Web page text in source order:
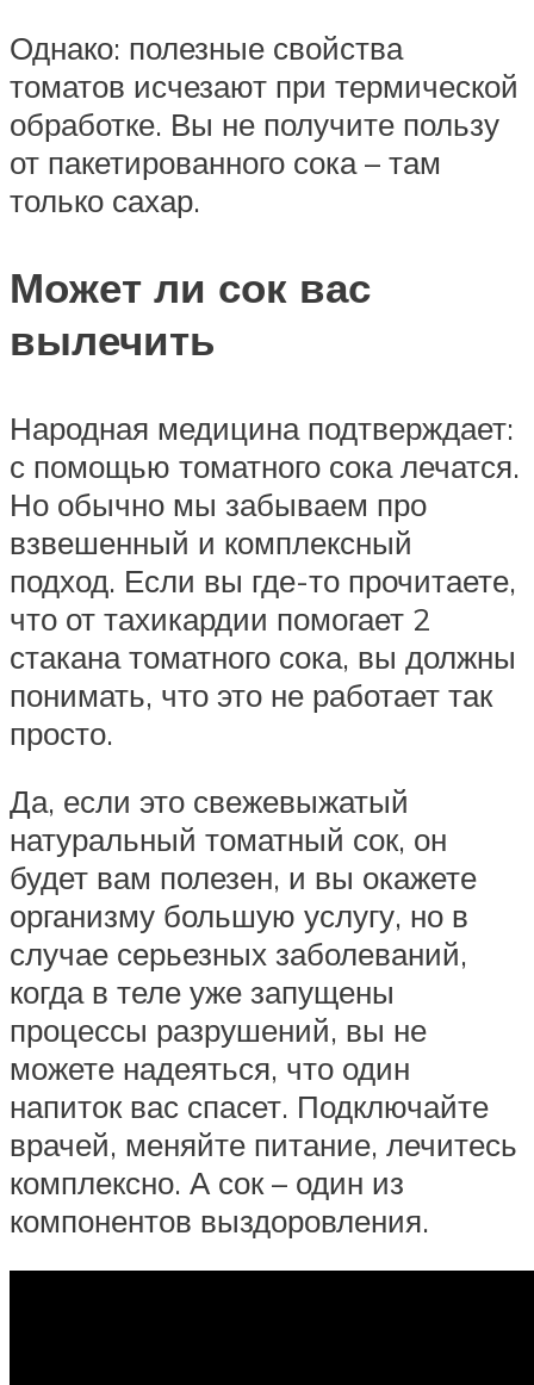
Однако: полезные свойства
томатов исчезают при термической
обработке. Вы не получите пользу
от пакетированного сока – там
только сахар.
Может ли сок вас
вылечить
Народная медицина подтверждает:
с помощью томатного сока лечатся.
Но обычно мы забываем про
взвешенный и комплексный
подход. Если вы где-то прочитаете,
что от тахикардии помогает 2
стакана томатного сока, вы должны
понимать, что это не работает так
просто.
Да, если это свежевыжатый
натуральный томатный сок, он
будет вам полезен, и вы окажете
организму большую услугу, но в
случае серьезных заболеваний,
когда в теле уже запущены
процессы разрушений, вы не
можете надеяться, что один
напиток вас спасет. Подключайте
врачей, меняйте питание, лечитесь
комплексно. А сок – один из
компонентов выздоровления.